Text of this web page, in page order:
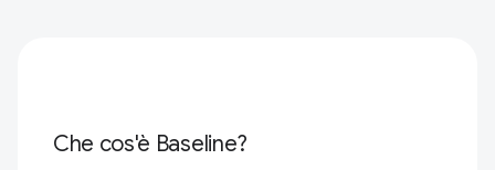
Che cos'è Baseline?